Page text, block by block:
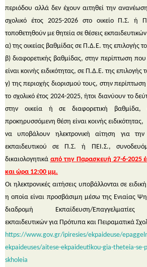
περιόδου αλλά δεν έχουν αιτηθεί την
σχολικό έτος 2025-2026 στο οικείο Π.Σ. ή
τοποθετηθούν με θητεία σε θέσεις
α) της οικείας βαθμίδας σε Π.Δ.Ε. της επιλογής
β) διαφορετικής βαθμίδας, στην περίπτωση
είναι κοινής ειδικότητας, σε Π.Δ.Ε. της επιλογής
γ) της περιοχής διορισμού τους, στην
το σχολικό έτος 2024-2025, ήτοι διανύουν το
στην οικεία ή σε διαφορετική
προκηρυσσόμενη θέση είναι κοινής ειδικότητας,
να υποβάλουν ηλεκτρονική αίτηση για
εκπαιδευτικού σε Π.Σ. ή ΠΕΙ.Σ.,
δικαιολογητικά από την Παρασκευή 27-6-2025
και ώρα 12:00 μμ.
Οι ηλεκτρονικές αιτήσεις υποβάλλονται σε
η οποία είναι προσβάσιμη μέσω της Ενιαίας
διαδρομή Εκπαίδευση/Επαγγελματίες
εκπαιδευτικών για Πρότυπα και Πειραματικά
https://www.gov.gr/ipiresies/ekpaideuse/
ekpaideuses/aitese-ekpaideutikou-gia-theteia-
skholeia